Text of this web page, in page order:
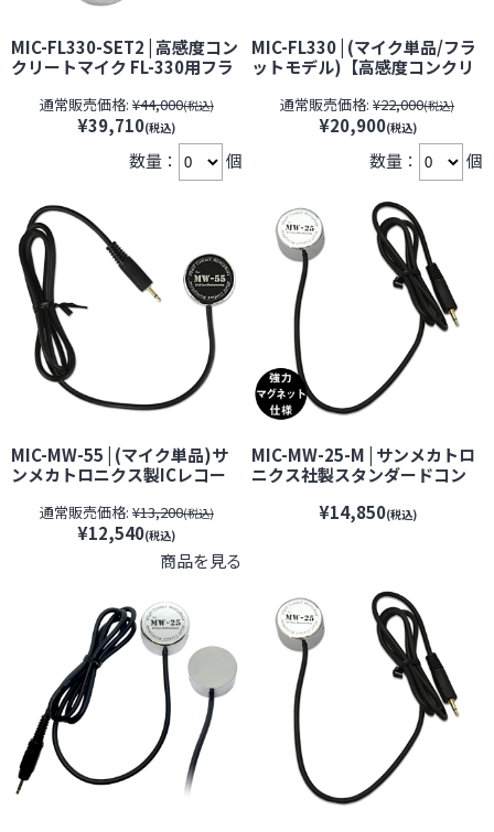
MIC-FL330-SET2 | 高感度コン
クリートマイク FL-330用フラ
個セット【すぐ発(即日発送)】
【サンメカトロニクス】
通常販売価格: ¥44,000(税込)
¥39,710(税込)
数量： 個
MIC-FL330 | (マイク単品/フラ
ットモデル)【高感度コンクリ
【すぐ発(即日発送)】【サンメ
カトロニクス】【期間限定】
[期間：～2026年8月31日]
通常販売価格: ¥22,000(税込)
¥20,900(税込)
数量： 個
MIC-MW-55 | (マイク単品)サ
ンメカトロニクス製ICレコー
リートマイク MW-55用コンタ
クトマイク【SALE】【すぐ発
(即日発送)】【サンメカトロニ
クス】【期間限定】[期間：～
通常販売価格: ¥13,200(税込)
¥12,540(税込)
商品を見る
MIC-MW-25-M | サンメカトロ
ニクス社製スタンダードコン
タクトマイク (強力マグネット
リジナル】
¥14,850(税込)